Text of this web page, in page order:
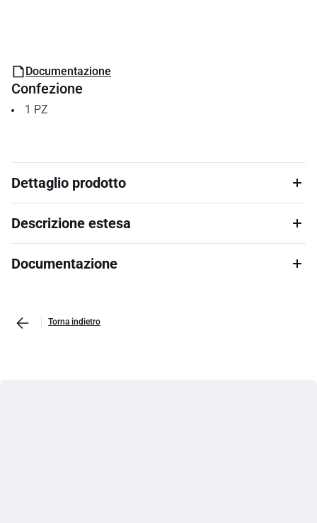
Documentazione
Confezione
1 PZ
Dettaglio prodotto
Descrizione estesa
Documentazione
Torna indietro